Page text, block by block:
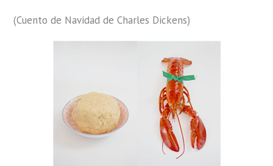
(Cuento de Navidad de Charles Dickens)